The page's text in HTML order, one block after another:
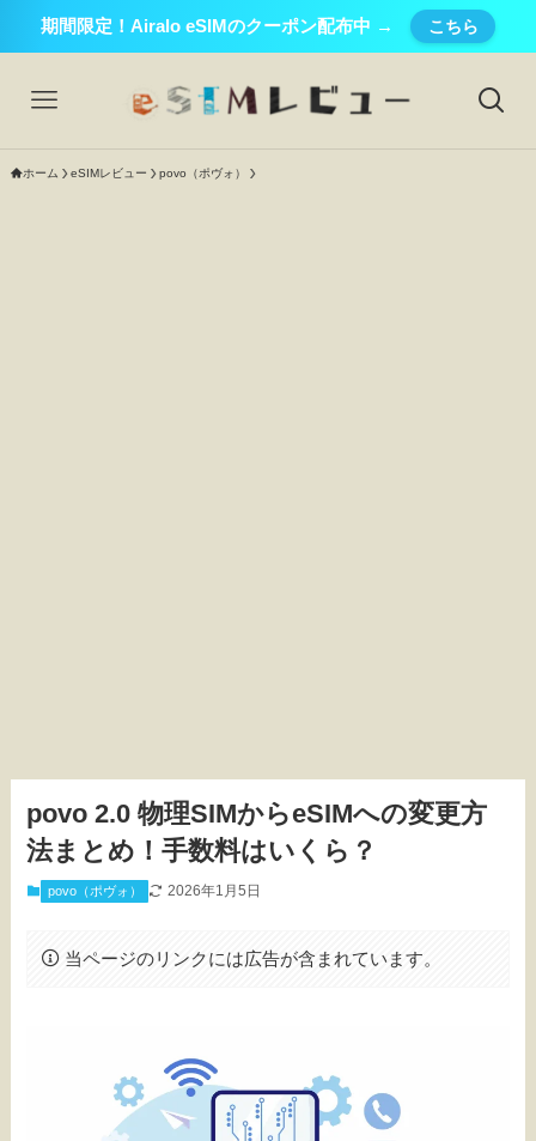
期間限定！Airalo eSIMのクーポン配布中 → こちら
ホーム eSIMレビュー povo（ポヴォ）
povo 2.0 物理SIMからeSIMへの変更方
法まとめ！手数料はいくら？
povo（ポヴォ） 2026年1月5日
当ページのリンクには広告が含まれています。